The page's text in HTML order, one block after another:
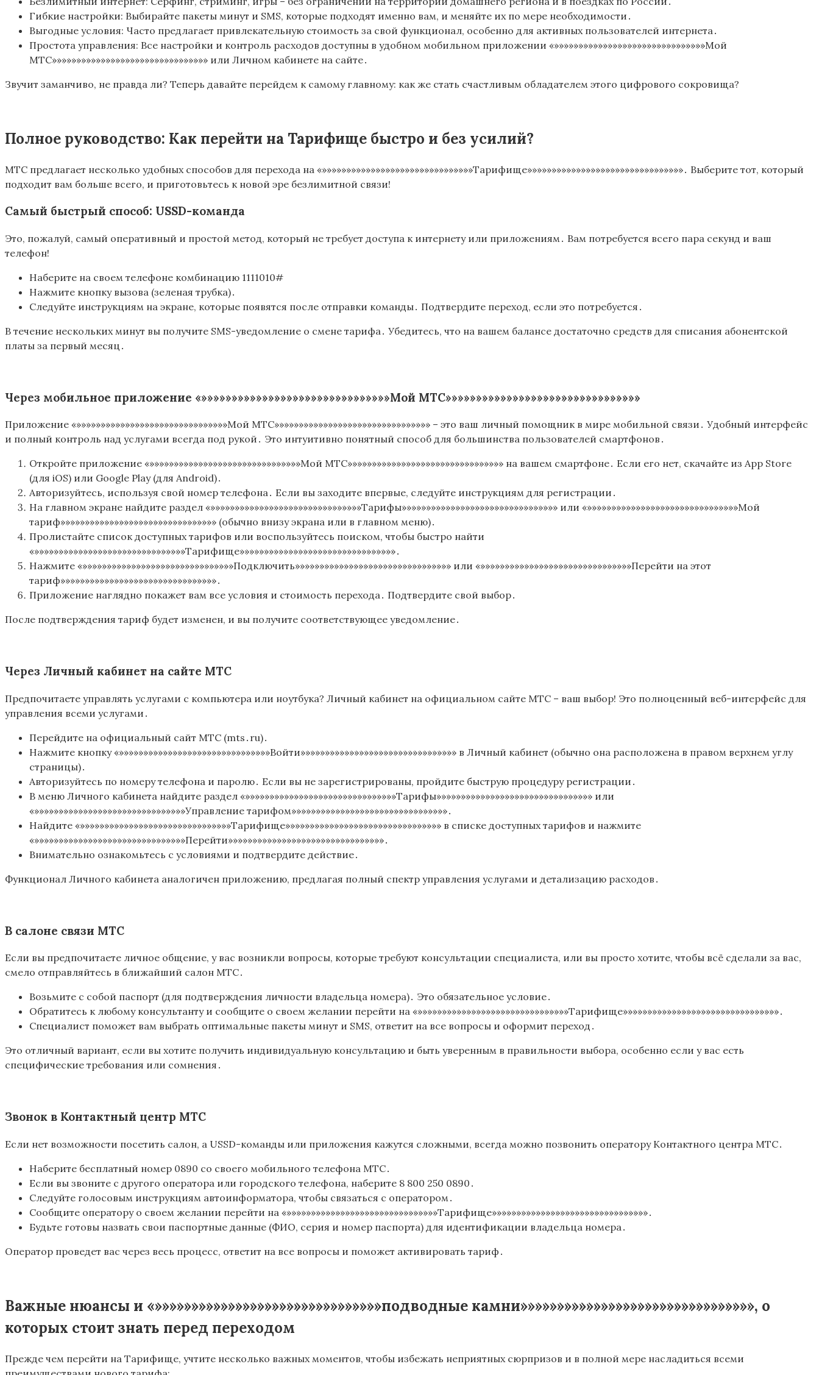
Гибкие настройки: Выбирайте пакеты минут и SMS, которые подходят именно вам, и меняйте их по мере необходимости․
Выгодные условия: Часто предлагает привлекательную стоимость за свой функционал, особенно для активных пользователей интернета․
Простота управления: Все настройки и контроль расходов доступны в удобном мобильном приложении «»»»»»»»»»»»»»»»»»»»»»»»»»»»»»»»Мой
МТС»»»»»»»»»»»»»»»»»»»»»»»»»»»»»»»» или Личном кабинете на сайте․
Звучит заманчиво, не правда ли? Теперь давайте перейдем к самому главному: как же стать счастливым обладателем этого цифрового сокровища?
Полное руководство: Как перейти на Тарифище быстро и без усилий?
МТС предлагает несколько удобных способов для перехода на «»»»»»»»»»»»»»»»»»»»»»»»»»»»»»»»Тарифище»»»»»»»»»»»»»»»»»»»»»»»»»»»»»»»»․ Выберите тот, который
подходит вам больше всего, и приготовьтесь к новой эре безлимитной связи!
Самый быстрый способ: USSD-команда
Это, пожалуй, самый оперативный и простой метод, который не требует доступа к интернету или приложениям․ Вам потребуется всего пара секунд и ваш
телефон!
Наберите на своем телефоне комбинацию 1111010#
Нажмите кнопку вызова (зеленая трубка)․
Следуйте инструкциям на экране, которые появятся после отправки команды․ Подтвердите переход, если это потребуется․
В течение нескольких минут вы получите SMS-уведомление о смене тарифа․ Убедитесь, что на вашем балансе достаточно средств для списания абонентской
платы за первый месяц․
Через мобильное приложение «»»»»»»»»»»»»»»»»»»»»»»»»»»»»»»»Мой МТС»»»»»»»»»»»»»»»»»»»»»»»»»»»»»»»»
Приложение «»»»»»»»»»»»»»»»»»»»»»»»»»»»»»»»Мой МТС»»»»»»»»»»»»»»»»»»»»»»»»»»»»»»»» – это ваш личный помощник в мире мобильной связи․ Удобный интерфейс
и полный контроль над услугами всегда под рукой․ Это интуитивно понятный способ для большинства пользователей смартфонов․
Откройте приложение «»»»»»»»»»»»»»»»»»»»»»»»»»»»»»»»Мой МТС»»»»»»»»»»»»»»»»»»»»»»»»»»»»»»»» на вашем смартфоне․ Если его нет, скачайте из App Store
(для iOS) или Google Play (для Android)․
Авторизуйтесь, используя свой номер телефона․ Если вы заходите впервые, следуйте инструкциям для регистрации․
На главном экране найдите раздел «»»»»»»»»»»»»»»»»»»»»»»»»»»»»»»»Тарифы»»»»»»»»»»»»»»»»»»»»»»»»»»»»»»»» или «»»»»»»»»»»»»»»»»»»»»»»»»»»»»»»»Мой
тариф»»»»»»»»»»»»»»»»»»»»»»»»»»»»»»»» (обычно внизу экрана или в главном меню)․
Пролистайте список доступных тарифов или воспользуйтесь поиском, чтобы быстро найти
«»»»»»»»»»»»»»»»»»»»»»»»»»»»»»»»Тарифище»»»»»»»»»»»»»»»»»»»»»»»»»»»»»»»»․
Нажмите «»»»»»»»»»»»»»»»»»»»»»»»»»»»»»»»Подключить»»»»»»»»»»»»»»»»»»»»»»»»»»»»»»»» или «»»»»»»»»»»»»»»»»»»»»»»»»»»»»»»»Перейти на этот
тариф»»»»»»»»»»»»»»»»»»»»»»»»»»»»»»»»․
Приложение наглядно покажет вам все условия и стоимость перехода․ Подтвердите свой выбор․
После подтверждения тариф будет изменен, и вы получите соответствующее уведомление․
Через Личный кабинет на сайте МТС
Предпочитаете управлять услугами с компьютера или ноутбука? Личный кабинет на официальном сайте МТС – ваш выбор! Это полноценный веб-интерфейс для
управления всеми услугами․
Перейдите на официальный сайт МТС (mts․ru)․
Нажмите кнопку «»»»»»»»»»»»»»»»»»»»»»»»»»»»»»»»Войти»»»»»»»»»»»»»»»»»»»»»»»»»»»»»»»» в Личный кабинет (обычно она расположена в правом верхнем углу
страницы)․
Авторизуйтесь по номеру телефона и паролю․ Если вы не зарегистрированы, пройдите быструю процедуру регистрации․
В меню Личного кабинета найдите раздел «»»»»»»»»»»»»»»»»»»»»»»»»»»»»»»»Тарифы»»»»»»»»»»»»»»»»»»»»»»»»»»»»»»»» или
«»»»»»»»»»»»»»»»»»»»»»»»»»»»»»»»Управление тарифом»»»»»»»»»»»»»»»»»»»»»»»»»»»»»»»»․
Найдите «»»»»»»»»»»»»»»»»»»»»»»»»»»»»»»»Тарифище»»»»»»»»»»»»»»»»»»»»»»»»»»»»»»»» в списке доступных тарифов и нажмите
«»»»»»»»»»»»»»»»»»»»»»»»»»»»»»»»Перейти»»»»»»»»»»»»»»»»»»»»»»»»»»»»»»»»․
Внимательно ознакомьтесь с условиями и подтвердите действие․
Функционал Личного кабинета аналогичен приложению, предлагая полный спектр управления услугами и детализацию расходов․
В салоне связи МТС
Если вы предпочитаете личное общение, у вас возникли вопросы, которые требуют консультации специалиста, или вы просто хотите, чтобы всё сделали за вас,
смело отправляйтесь в ближайший салон МТС․
Возьмите с собой паспорт (для подтверждения личности владельца номера)․ Это обязательное условие․
Обратитесь к любому консультанту и сообщите о своем желании перейти на «»»»»»»»»»»»»»»»»»»»»»»»»»»»»»»»Тарифище»»»»»»»»»»»»»»»»»»»»»»»»»»»»»»»»․
Специалист поможет вам выбрать оптимальные пакеты минут и SMS, ответит на все вопросы и оформит переход․
Это отличный вариант, если вы хотите получить индивидуальную консультацию и быть уверенным в правильности выбора, особенно если у вас есть
специфические требования или сомнения․
Звонок в Контактный центр МТС
Если нет возможности посетить салон, а USSD-команды или приложения кажутся сложными, всегда можно позвонить оператору Контактного центра МТС․
Наберите бесплатный номер 0890 со своего мобильного телефона МТС․
Если вы звоните с другого оператора или городского телефона, наберите 8 800 250 0890․
Следуйте голосовым инструкциям автоинформатора, чтобы связаться с оператором․
Сообщите оператору о своем желании перейти на «»»»»»»»»»»»»»»»»»»»»»»»»»»»»»»»Тарифище»»»»»»»»»»»»»»»»»»»»»»»»»»»»»»»»․
Будьте готовы назвать свои паспортные данные (ФИО, серия и номер паспорта) для идентификации владельца номера․
Оператор проведет вас через весь процесс, ответит на все вопросы и поможет активировать тариф․
Важные нюансы и «»»»»»»»»»»»»»»»»»»»»»»»»»»»»»»»подводные камни»»»»»»»»»»»»»»»»»»»»»»»»»»»»»»»», о
которых стоит знать перед переходом
Прежде чем перейти на Тарифище, учтите несколько важных моментов, чтобы избежать неприятных сюрпризов и в полной мере насладиться всеми